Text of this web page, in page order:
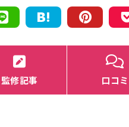
監修記事 口コミ